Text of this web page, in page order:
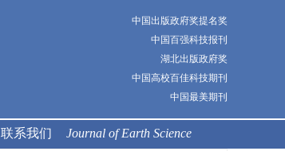
中国出版政府奖提名奖
中国百强科技报刊
湖北出版政府奖
中国高校百佳科技期刊
中国最美期刊
联系我们 Journal of Earth Science